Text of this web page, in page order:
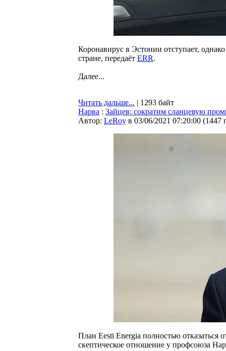
Коронавирус в Эстонии отступает,
стране, передаёт ERR.
Далее...
Читать дальше... | 1293 байт
Нарва : Зайцев: сократим сланцевую
Автор: LeRoy в 03/06/2021 07:20:00 (1447
План Eesti Energia полностью отказаться
скептическое отношение у профсоюза